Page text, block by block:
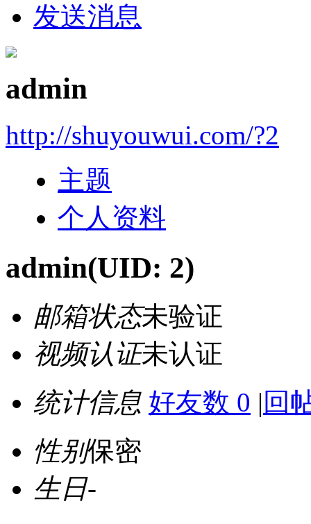
发送消息
admin
http://shuyouwui.com/?2
主题
个人资料
admin(UID: 2)
邮箱状态未验证
视频认证未认证
统计信息 好友数 0 | 回
性别保密
生日-